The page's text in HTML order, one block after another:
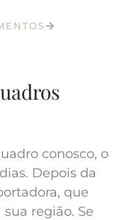
conosco, o
Depois da
que
região. Se